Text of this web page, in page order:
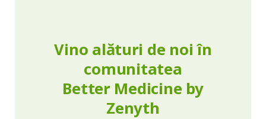
Vino alături de noi în
comunitatea
Better Medicine by
Zenyth